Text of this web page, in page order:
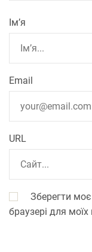
Ім’я
Email
URL
Зберегти
браузері для